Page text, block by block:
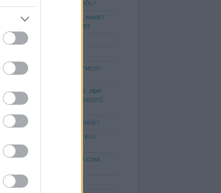
MIT KELL TUDNI AZ ÖVVISELÉSRŐL?
A LEGGYAKORIBB STÍLUSHIBÁK, AMIKET
SAJNOS A LEGTÖBBÜNK ELKÖVET
A 7 legférfiasabb illat 2018-ra
A LEGENDÁS „APU SPORTCIPŐ” MOST
VEDD KÉNYELMESRE A FIGURÁT, A$AP
ROCKY ÚJ SZINTRE EMELI A MELEGÍTŐ
MIT ÁRUL EL RÓLAD AZ ALSÓNEMŰD?
6 DOLOG, AMIT IMÁDNAK A NŐK EGY
FÉRFIN!
HETI STÍLUS-TRÜKKÖK TŐLÜNK CSAK
Hajtrend 2014/15: A Fade hajvágás